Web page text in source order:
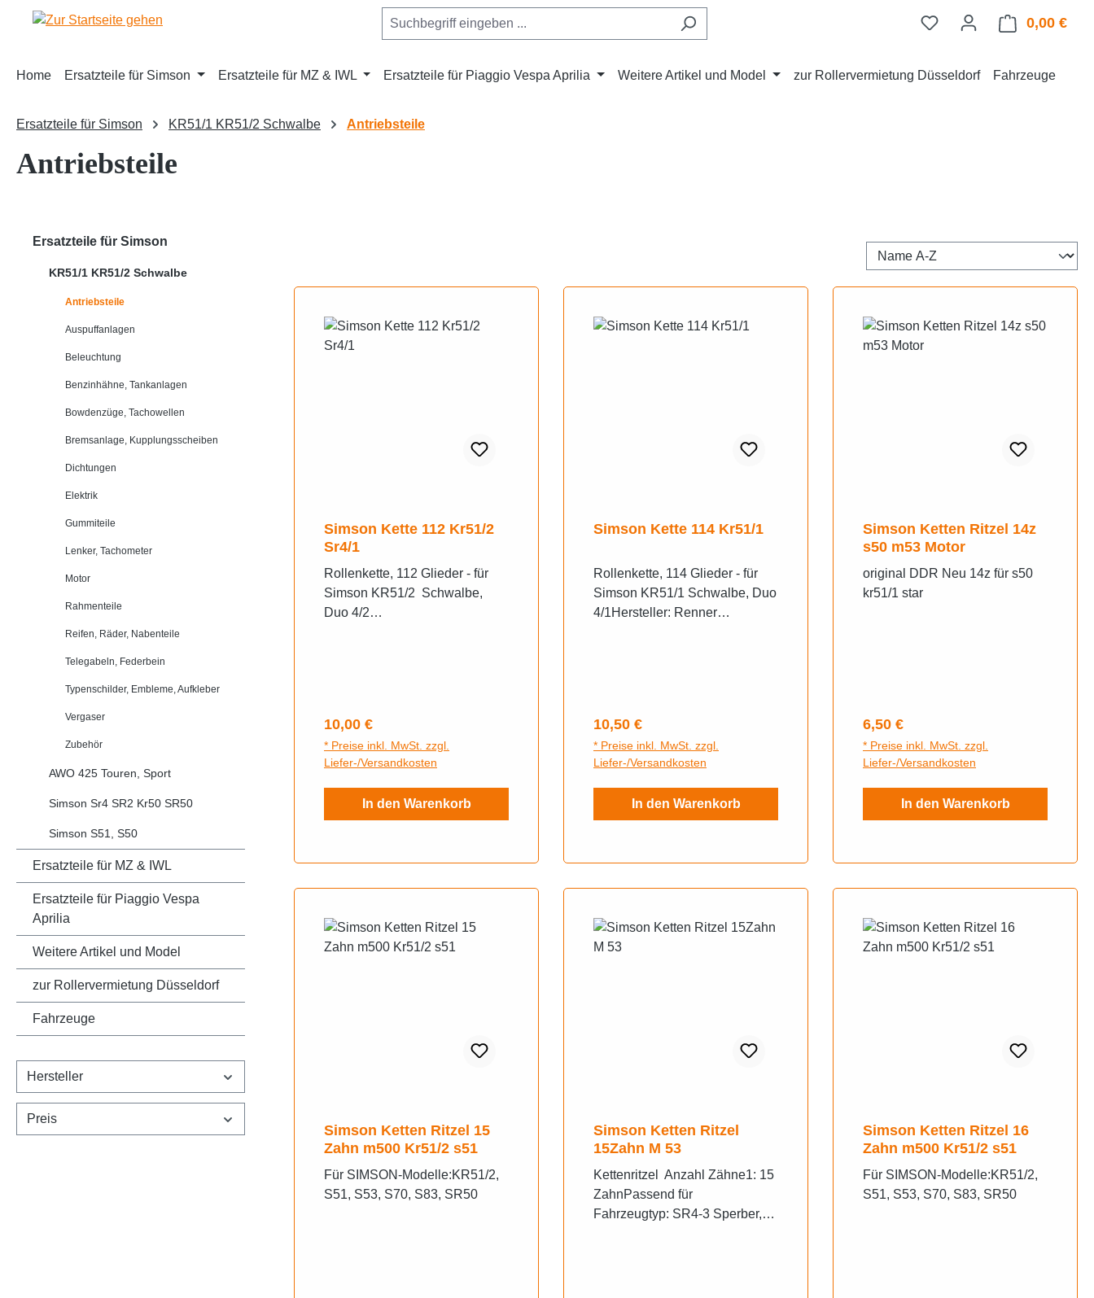
Hauptinhalt springen
Zur Suche springen
Zur Hauptnavigation springen 0,00 €
Home Ersatzteile für Simson Ersatzteile für MZ & IWL Ersatzteile für Piaggio Vespa Aprilia Weitere Artikel und Model zur Rollervermietung Düsseldorf Fahrzeuge
Ersatzteile für Simson KR51/1 KR51/2 Schwalbe Antriebsteile
Antriebsteile
Ersatzteile für Simson
KR51/1 KR51/2 Schwalbe
Antriebsteile
Auspuffanlagen
Beleuchtung
Benzinhähne, Tankanlagen
Bowdenzüge, Tachowellen
Bremsanlage, Kupplungsscheiben
Dichtungen
Elektrik
Gummiteile
Lenker, Tachometer
Motor
Rahmenteile
Reifen, Räder, Nabenteile
Telegabeln, Federbein
Typenschilder, Embleme, Aufkleber
Vergaser
Zubehör
AWO 425 Touren, Sport
Simson Sr4 SR2 Kr50 SR50
Simson S51, S50
Ersatzteile für MZ & IWL
Ersatzteile für Piaggio Vespa
Aprilia
Weitere Artikel und Model
zur Rollervermietung Düsseldorf
Fahrzeuge
Hersteller
Preis
Simson Kette 112 Kr51/2
Sr4/1
Rollenkette, 112 Glieder - für
Simson KR51/2 Schwalbe,
Duo 4/2
Fahrzeugtyp: Duo 4/1, KR51/1
SchwalbeAnzahl
Glieder: 114Passend für
Fahrzeughersteller: Simson
Regulärer Preis:
10,00 €
* Preise inkl. MwSt. zzgl.
Liefer-/Versandkosten
In den Warenkorb
Simson Kette 114 Kr51/1
Rollenkette, 114 Glieder - für
Simson KR51/1 Schwalbe, Duo
4/1Hersteller: Renner
Glieder: 114Passend für
Fahrzeughersteller: Simson
Regulärer Preis:
10,50 €
* Preise inkl. MwSt. zzgl.
Liefer-/Versandkosten
In den Warenkorb
Simson Ketten Ritzel 14z
s50 m53 Motor
original DDR Neu 14z für s50
kr51/1 star
Regulärer Preis:
6,50 €
* Preise inkl. MwSt. zzgl.
Liefer-/Versandkosten
In den Warenkorb
Simson Ketten Ritzel 15
Zahn m500 Kr51/2 s51
Für SIMSON-Modelle:KR51/2,
S51, S53, S70, S83, SR50
Simson Ketten Ritzel
15Zahn M 53
Kettenritzel Anzahl Zähne1: 15
ZahnPassend für
Fahrzeugtyp: SR4-3 Sperber,
Simson Ketten Ritzel 16
Zahn m500 Kr51/2 s51
Für SIMSON-Modelle:KR51/2,
S51, S53, S70, S83, SR50